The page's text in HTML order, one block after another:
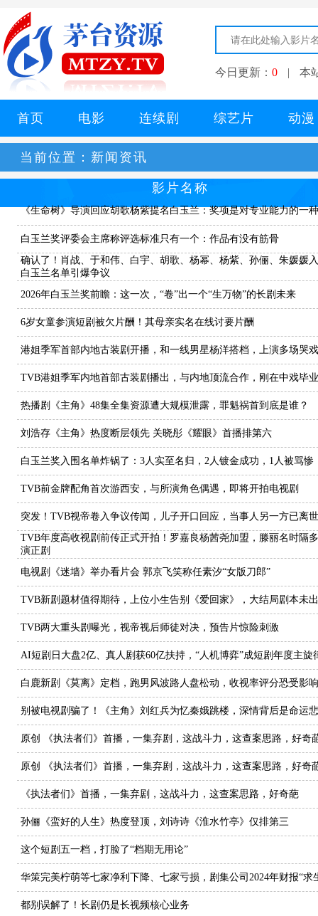
今日更新： 0 | 本
首页 电影 连续剧 综艺片 动漫
当前位置： 新闻资讯
影片名称
《生命树》导演回应胡歌杨紫提名白玉兰：奖项是对专业能力的一
白玉兰奖评委会主席称评选标准只有一个：作品有没有筋骨
确认了！肖战、于和伟、白宇、胡歌、杨幂、杨紫、孙俪、朱媛媛
白玉兰名单引爆争议
2026年白玉兰奖前瞻：这一次，“卷”出一个“生万物”的长剧未来
6岁女童参演短剧被欠片酬！其母亲实名在线讨要片酬
港姐季军首部内地古装剧开播，和一线男星杨洋搭档，上演多场哭
TVB港姐季军内地首部古装剧播出，与内地顶流合作，刚在中戏毕业
热播剧《主角》48集全集资源遭大规模泄露，罪魁祸首到底是谁？
刘浩存《主角》热度断层领先 关晓彤《耀眼》首播排第六
白玉兰奖入围名单炸锅了：3人实至名归，2人镀金成功，1人被骂惨
TVB前金牌配角首次游西安，与所演角色偶遇，即将开拍电视剧
突发！TVB视帝卷入争议传闻，儿子开口回应，当事人另一方已离世
TVB年度高收视剧前传正式开拍！罗嘉良杨茜尧加盟，滕丽名时隔
演正剧
电视剧《迷墙》举办看片会 郭京飞笑称任素汐“女版刀郎”
TVB新剧题材值得期待，上位小生告别《爱回家》，大结局剧本未出
TVB两大重头剧曝光，视帝视后师徒对决，预告片惊险刺激
AI短剧日大盘2亿、真人剧获60亿扶持，“人机博弈”成短剧年度主旋
白鹿新剧《莫离》定档，跑男风波路人盘松动，收视率评分恐受影
别被电视剧骗了！《主角》刘红兵为忆秦娥跳楼，深情背后是命运
原创 《执法者们》首播，一集弃剧，这战斗力，这查案思路，好奇
原创 《执法者们》首播，一集弃剧，这战斗力，这查案思路，好奇
《执法者们》首播，一集弃剧，这战斗力，这查案思路，好奇葩
孙俪《蛮好的人生》热度登顶，刘诗诗《淮水竹亭》仅排第三
这个短剧五一档，打脸了“档期无用论”
华策完美柠萌等七家净利下降、七家亏损，剧集公司2024年财报“求
都别误解了！长剧仍是长视频核心业务